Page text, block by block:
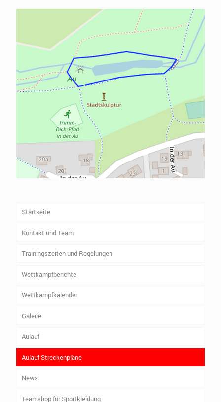
Startseite
Kontakt und Team
Trainingszeiten und Regelungen
Wettkampfberichte
Wettkampfkalender
Galerie
Aulauf
Aulauf Streckenpläne
News
Teamshop für Sportkleidung